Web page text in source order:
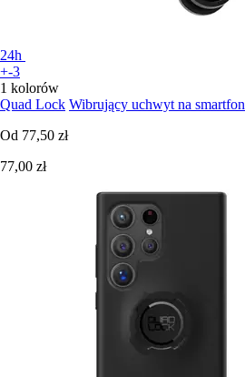
24h
+-3
1 kolorów
Quad Lock Wibrujący uchwyt na smartfon
Od 77,50 zł
77,00 zł